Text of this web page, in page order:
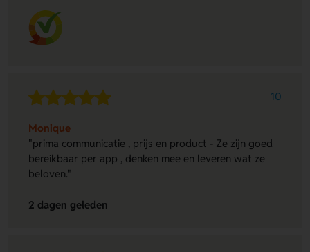
10
Monique
"prima communicatie , prijs en product - Ze zijn goed
bereikbaar per app , denken mee en leveren wat ze
beloven."
2 dagen geleden